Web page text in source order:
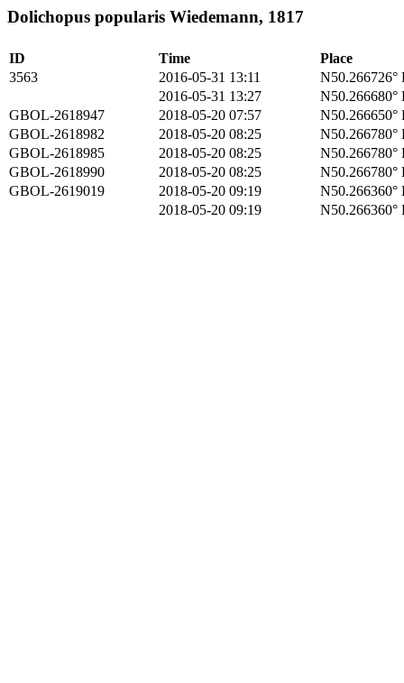
Dolichopus popularis Wiedemann, 1817
ID Time
Place
3563
2016-05-31 13:11
N50.266726°
2016-05-31 13:27
N50.266680°
GBOL-2618947
2018-05-20 07:57
N50.266650°
GBOL-2618982
2018-05-20 08:25
N50.266780°
GBOL-2618985
2018-05-20 08:25
N50.266780°
GBOL-2618990
2018-05-20 08:25
N50.266780°
GBOL-2619019
2018-05-20 09:19
N50.266360°
2018-05-20 09:19
N50.266360°